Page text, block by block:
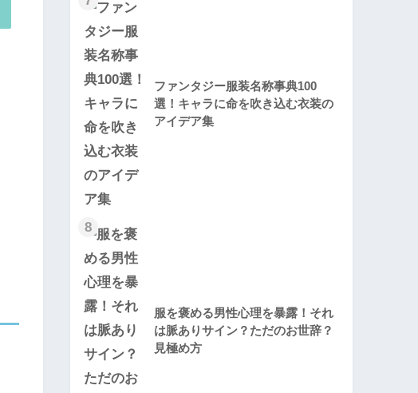
ファンタジー服装名称事典100
選！キャラに命を吹き込む衣装の
アイデア集
8
服を褒める男性心理を暴露！それ
は脈ありサイン？ただのお世辞？
見極め方